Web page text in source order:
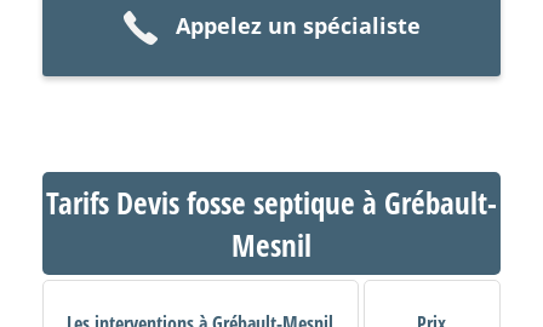
Appelez un spécialiste
Tarifs Devis fosse septique à Grébault-
Mesnil